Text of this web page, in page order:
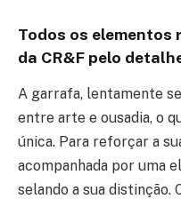
Todos os elementos
da CR&F pelo
A garrafa, lentamente
entre arte e ousadia, o
única. Para reforçar a
acompanhada por uma
selando a sua distinção.